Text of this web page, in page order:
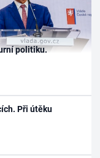
politiku.
Při útěku